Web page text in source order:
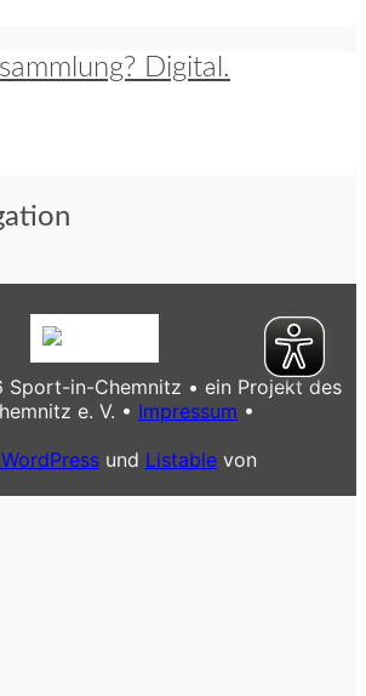
Digital.
in-Chemnitz • ein Projekt des
e. V. • Impressum •
und Listable von